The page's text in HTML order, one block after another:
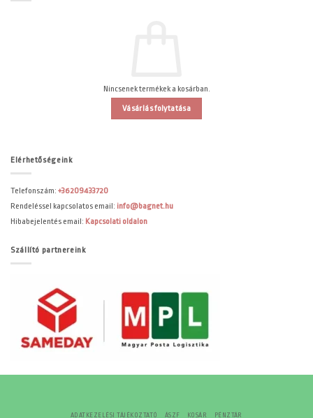
Nincsenek termékek a kosárban.
Vásárlás folytatása
Elérhetőségeink
Telefonszám: +36209433720
Rendeléssel kapcsolatos email: info@bagnet.hu
Hibabejelentés email: Kapcsolati oldalon
Szállító partnereink
ADATKEZELÉSI TÁJÉKOZTATÓ ÁSZF KOSÁR PÉNZTÁR